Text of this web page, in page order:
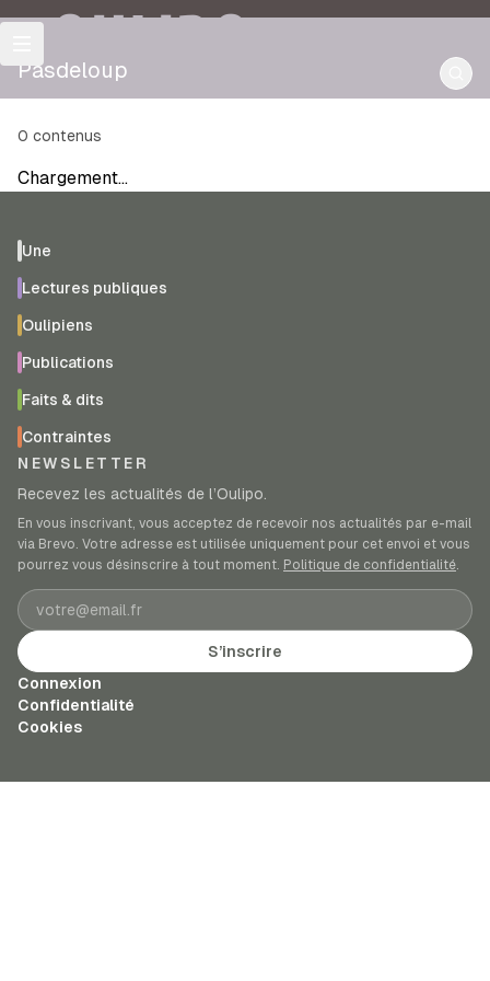
OULIPO
Pasdeloup
0 contenus
Chargement…
Une
Lectures publiques
Oulipiens
Publications
Faits & dits
Contraintes
NEWSLETTER
Recevez les actualités de l’Oulipo.
En vous inscrivant, vous acceptez de recevoir nos actualités par e-mail
via Brevo. Votre adresse est utilisée uniquement pour cet envoi et vous
pourrez vous désinscrire à tout moment. Politique de confidentialité.
Adresse e-mail
S’inscrire
Connexion
Confidentialité
Cookies